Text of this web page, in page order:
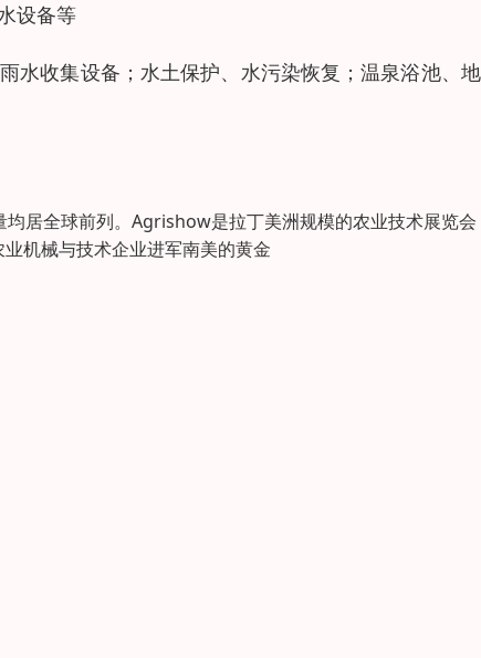
设备等
水收集设备；水土保护、水污染恢复；温泉浴池、
居全球前列。Agrishow是拉丁美洲规模的农业技术展览
机械与技术企业进军南美的黄金